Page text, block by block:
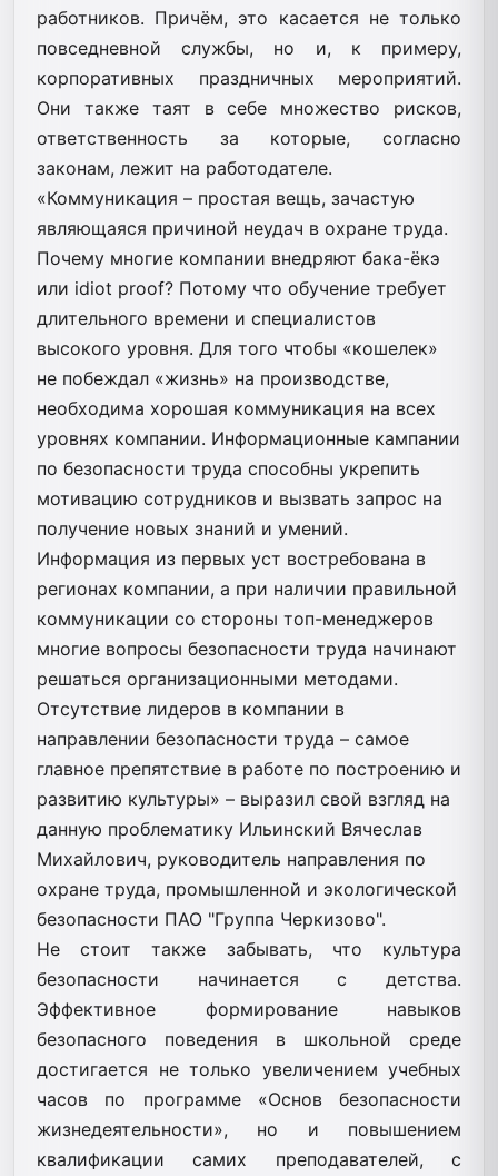
работников. Причём, это касается не только
повседневной службы, но и, к примеру,
корпоративных праздничных мероприятий.
Они также таят в себе множество рисков,
ответственность за которые, согласно
законам, лежит на работодателе.
«Коммуникация – простая вещь, зачастую
являющаяся причиной неудач в охране труда.
Почему многие компании внедряют бака-ёкэ
или idiot proof? Потому что обучение требует
длительного времени и специалистов
высокого уровня. Для того чтобы «кошелек»
не побеждал «жизнь» на производстве,
необходима хорошая коммуникация на всех
уровнях компании. Информационные кампании
по безопасности труда способны укрепить
мотивацию сотрудников и вызвать запрос на
получение новых знаний и умений.
Информация из первых уст востребована в
регионах компании, а при наличии правильной
коммуникации со стороны топ-менеджеров
многие вопросы безопасности труда начинают
решаться организационными методами.
Отсутствие лидеров в компании в
направлении безопасности труда – самое
главное препятствие в работе по построению и
развитию культуры» – выразил свой взгляд на
данную проблематику Ильинский Вячеслав
Михайлович, руководитель направления по
охране труда, промышленной и экологической
безопасности ПАО "Группа Черкизово".
Не стоит также забывать, что культура
безопасности начинается с детства.
Эффективное формирование навыков
безопасного поведения в школьной среде
достигается не только увеличением учебных
часов по программе «Основ безопасности
жизнедеятельности», но и повышением
квалификации самих преподавателей, с